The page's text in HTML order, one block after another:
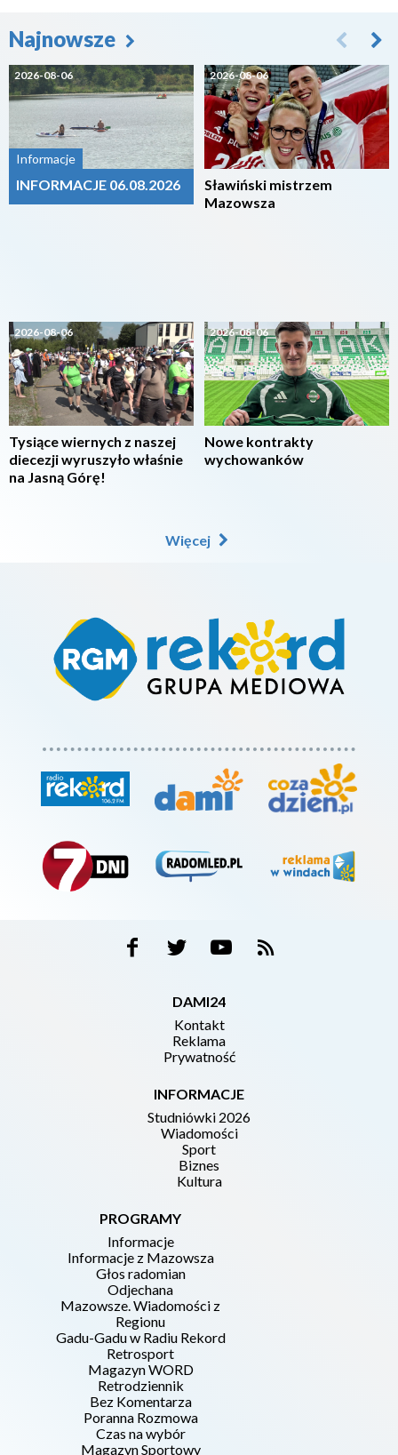
Najnowsze
2026-08-06
Informacje
INFORMACJE 06.08.2026
2026-08-06
Tysiące wiernych z naszej
diecezji wyruszyło właśnie
na Jasną Górę!
2026-08-06
Sławiński mistrzem
Mazowsza
2026-08-06
Nowe kontrakty
wychowanków
Więcej
DAMI24
Kontakt
Reklama
Prywatność
INFORMACJE
Studniówki 2026
Wiadomości
Sport
Biznes
Kultura
PROGRAMY
Informacje
Informacje z Mazowsza
Głos radomian
Odjechana
Mazowsze. Wiadomości z
Regionu
Gadu-Gadu w Radiu Rekord
Retrosport
Magazyn WORD
Retrodziennik
Bez Komentarza
Poranna Rozmowa
Czas na wybór
Magazyn Sportowy